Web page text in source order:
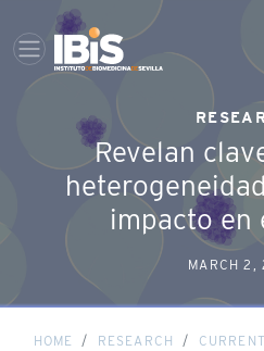
Revelan
impacto en
MARCH 2,
HOME RESEARCH CURRENT